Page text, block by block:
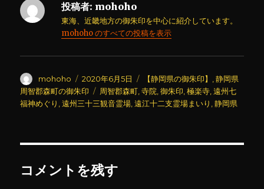
投稿者: mohoho
東海、近畿地方の御朱印を中心に紹介しています。
mohoho のすべての投稿を表示
投
稿
者
mohoho
投
稿
日:
2020年6月5日
カ
テ
ゴ
【静岡県の御朱印】 ,静岡県
周智郡森町の御朱印
タ
グ
周智郡森町 ,寺院 ,御朱印 ,極楽寺 ,遠州七
福神めぐり ,遠州三十三観音霊場 ,遠江十二支霊場まいり ,静岡県
コメントを残す